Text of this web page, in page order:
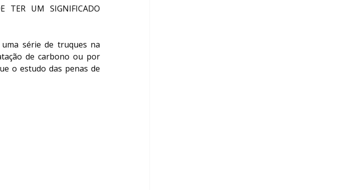
TER UM SIGNIFICADO
série de truques na
de carbono ou por
o estudo das penas de